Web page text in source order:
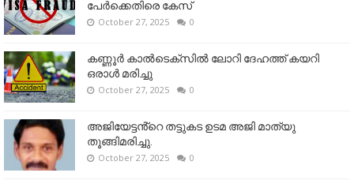
പേർക്കെതിരെ കേസ്
October 27, 2025 0
കണ്ണൂര്‍ കാല്‍ടെക്‌സില്‍ ലോറി ദേഹത്ത് കയറി
ഒരാള്‍ മരിച്ചു
October 27, 2025 0
അജിയേട്ടൻ്റെ തട്ടുകട ഉടമ അജി മാത്യു
തൂങ്ങിമരിച്ചു.
October 27, 2025 0